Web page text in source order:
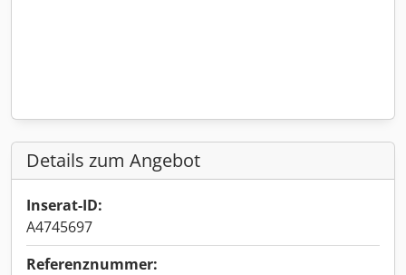
Details zum Angebot
Inserat-ID:
A4745697
Referenznummer: